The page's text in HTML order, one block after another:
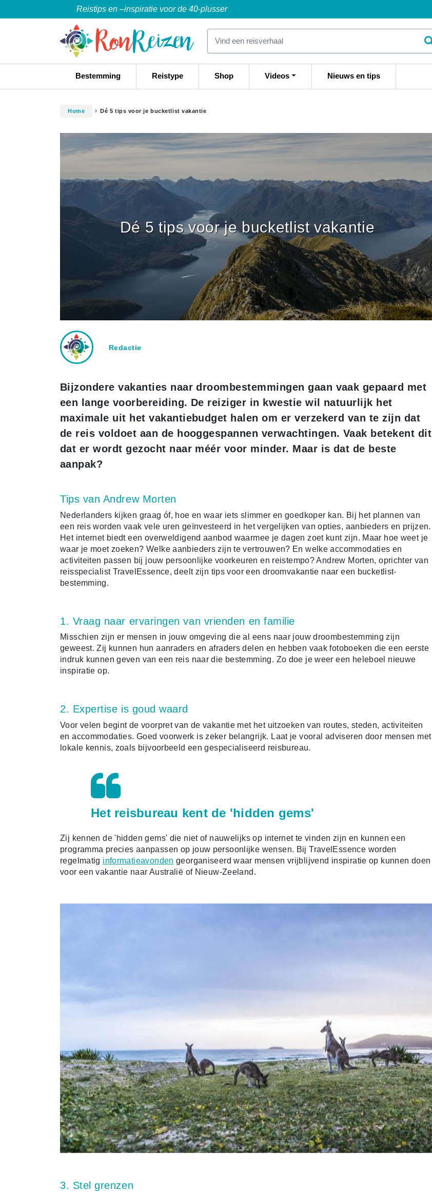
Reistips en –inspiratie voor de 40-plusser
Bestemming Reistype Shop Videos Nieuws en tips
Home Dé 5 tips voor je bucketlist vakantie
Dé 5 tips voor je bucketlist vakantie
Redactie
Bijzondere vakanties naar droombestemmingen gaan vaak gepaard met
een lange voorbereiding. De reiziger in kwestie wil natuurlijk het
maximale uit het vakantiebudget halen om er verzekerd van te zijn dat
de reis voldoet aan de hooggespannen verwachtingen. Vaak betekent dit
dat er wordt gezocht naar méér voor minder. Maar is dat de beste
aanpak?
Tips van Andrew Morten
Nederlanders kijken graag óf, hoe en waar iets slimmer en goedkoper kan. Bij het plannen van
een reis worden vaak vele uren geïnvesteerd in het vergelijken van opties, aanbieders en prijzen.
Het internet biedt een overweldigend aanbod waarmee je dagen zoet kunt zijn. Maar hoe weet je
waar je moet zoeken? Welke aanbieders zijn te vertrouwen? En welke accommodaties en
activiteiten passen bij jouw persoonlijke voorkeuren en reistempo? Andrew Morten, oprichter van
reisspecialist TravelEssence, deelt zijn tips voor een droomvakantie naar een bucketlist-
bestemming.
1. Vraag naar ervaringen van vrienden en familie
Misschien zijn er mensen in jouw omgeving die al eens naar jouw droombestemming zijn
geweest. Zij kunnen hun aanraders en afraders delen en hebben vaak fotoboeken die een eerste
indruk kunnen geven van een reis naar die bestemming. Zo doe je weer een heleboel nieuwe
inspiratie op.
2. Expertise is goud waard
Voor velen begint de voorpret van de vakantie met het uitzoeken van routes, steden, activiteiten
en accommodaties. Goed voorwerk is zeker belangrijk. Laat je vooral adviseren door mensen met
lokale kennis, zoals bijvoorbeeld een gespecialiseerd reisbureau.
Het reisbureau kent de 'hidden gems'
Zij kennen de 'hidden gems' die niet of nauwelijks op internet te vinden zijn en kunnen een
programma precies aanpassen op jouw persoonlijke wensen. Bij TravelEssence worden
regelmatig informatieavonden georganiseerd waar mensen vrijblijvend inspiratie op kunnen doen
voor een vakantie naar Australië of Nieuw-Zeeland.
3. Stel grenzen